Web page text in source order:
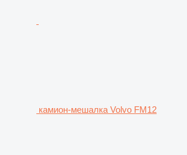
камион-мешалка Volvo FM12